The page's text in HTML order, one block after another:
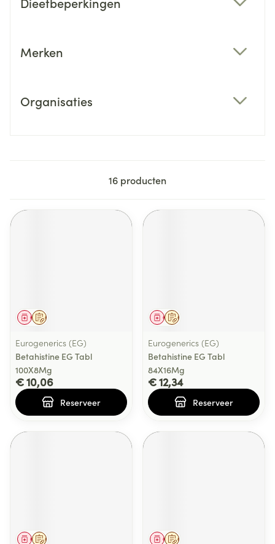
Merken
Organisaties
16 producten
Op voorschrift
Geneesmiddel
Eurogenerics (EG)
Betahistine EG Tabl
100X8Mg
€ 10,06
Reserveer
Op voorschrift
Geneesmiddel
Eurogenerics (EG)
Betahistine EG Tabl
84X16Mg
€ 12,34
Reserveer
Op voorschrift
Geneesmiddel Op voorschrift
Geneesmiddel